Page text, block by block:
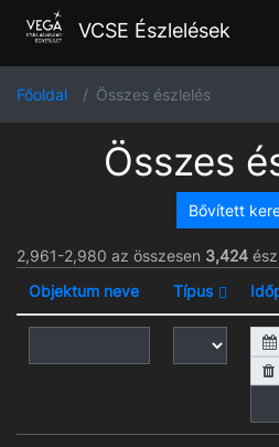
VCSE Észlelések
Főoldal Összes észlelés
Összes
Bővített
2,961-2,980 az összesen 3,424
Objektum neve
Típus